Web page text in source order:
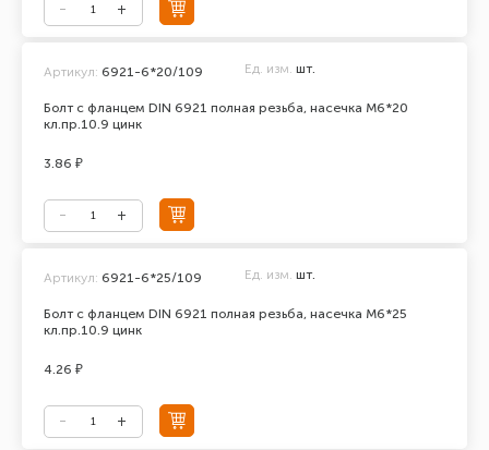
Болт с фланцем DIN 6921 полная резьба, насечка М6*20
кл.пр.10.9 цинк
Артикул: 6921-6*20/109 Ед. изм. шт.
3.86 ₽
Болт с фланцем DIN 6921 полная резьба, насечка М6*25
кл.пр.10.9 цинк
Артикул: 6921-6*25/109 Ед. изм. шт.
4.26 ₽